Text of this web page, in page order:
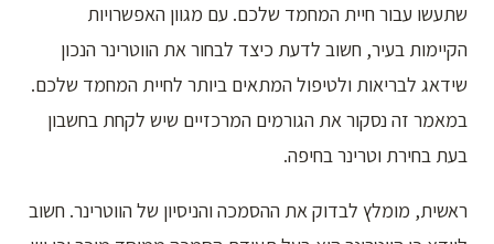
שתעשו עבור חיית המחמד שלכם. עם מגוון האפשרויות
הקיימות בעיר, חשוב לדעת כיצד לבחור את הווטרינר הנכון
שידאג לבריאות ולטיפול המתאים ביותר לחיית המחמד שלכם.
במאמר זה נסקור את הגורמים המרכזיים שיש לקחת בחשבון
בעת בחירת וטרינר בחיפה.
ראשית, מומלץ לבדוק את ההסמכה והניסיון של הווטרינר. חשוב